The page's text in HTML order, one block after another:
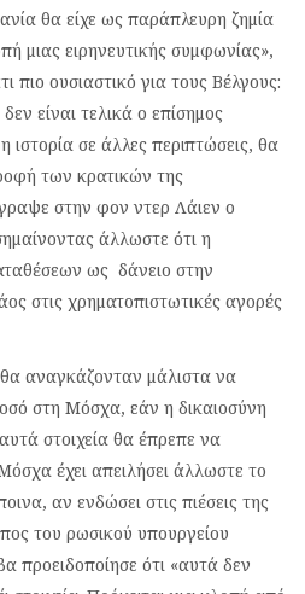
θα είχε ως παράπλευρη ζημία
μιας ειρηνευτικής συμφωνίας»,
πιο ουσιαστικό για τους Βέλγους:
είναι τελικά ο επίσημος
ιστορία σε άλλες περιπτώσεις, θα
των κρατικών της
στην φον ντερ Λάιεν ο
άλλωστε ότι η
ως δάνειο στην
στις χρηματοπιστωτικές αγορές
αναγκάζονταν μάλιστα να
στη Μόσχα, εάν η δικαιοσύνη
στοιχεία θα έπρεπε να
έχει απειλήσει άλλωστε το
αν ενδώσει στις πιέσεις της
του ρωσικού υπουργείου
προειδοποίησε ότι «αυτά δεν